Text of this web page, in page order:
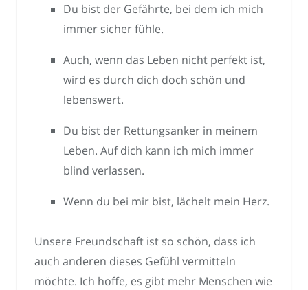
Du bist der Gefährte, bei dem ich mich
immer sicher fühle.
Auch, wenn das Leben nicht perfekt ist,
wird es durch dich doch schön und
lebenswert.
Du bist der Rettungsanker in meinem
Leben. Auf dich kann ich mich immer
blind verlassen.
Wenn du bei mir bist, lächelt mein Herz.
Unsere Freundschaft ist so schön, dass ich
auch anderen dieses Gefühl vermitteln
möchte. Ich hoffe, es gibt mehr Menschen wie